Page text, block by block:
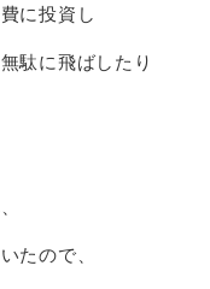
に投資し
駄に飛ばしたり
たので、